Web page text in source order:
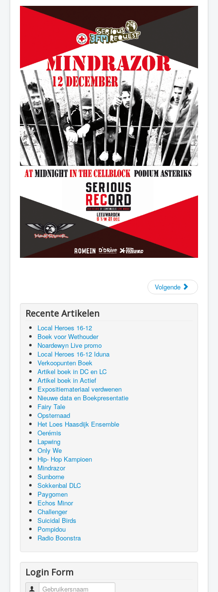
Volgende
Recente Artikelen
Local Heroes 16-12
Boek voor Wethouder
Noardewyn Live promo
Local Heroes 16-12 Iduna
Verkoopunten Boek
Artikel boek in DC en LC
Artikel boek in Actief
Expositiemateriaal verdwenen
Nieuwe data en Boekpresentatie
Fairy Tale
Opsternaad
Het Loes Haasdijk Ensemble
Oerémis
Lapwing
Only We
Hip- Hop Kampioen
Mindrazor
Sunborne
Sokkenbal DLC
Paygomen
Echos Minor
Challenger
Suicidal Birds
Pompidou
Radio Boonstra
Login Form
Gebruikersnaam